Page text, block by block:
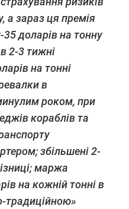
а зараз ця премія
доларів на тонну
2-3 тижні
на тонні
в
роком, при
кораблів та
збільшені 2-
маржа
на кожній тонні в
традиційною»